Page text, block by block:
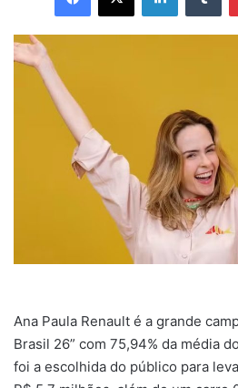
Ana Paula Renault é a grande
Brasil 26” com 75,94% da média
foi a escolhida do público para